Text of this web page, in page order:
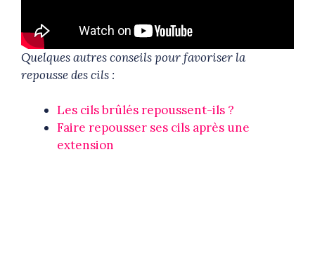
Quelques autres conseils pour favoriser la
repousse des cils :
Les cils brûlés repoussent-ils ?
Faire repousser ses cils après une
extension